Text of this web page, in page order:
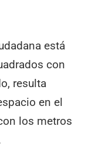
está
con
resulta
en el
los metros